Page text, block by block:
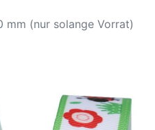
mm (nur solange Vorrat)